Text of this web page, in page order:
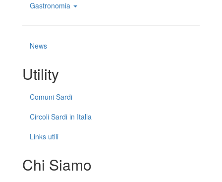
Gastronomia
News
Utility
Comuni Sardi
Circoli Sardi in Italia
Links utili
Chi Siamo